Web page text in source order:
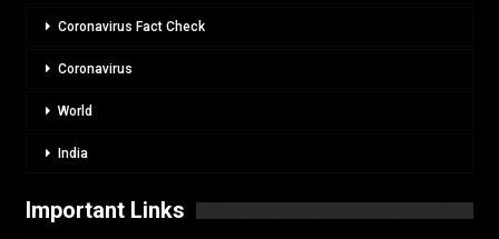
Coronavirus Fact Check
Coronavirus
World
India
Important Links